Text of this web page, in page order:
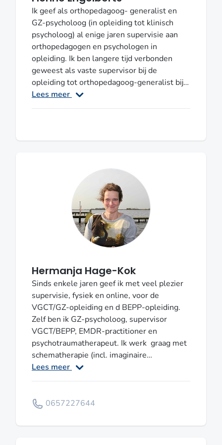
Ik geef als orthopedagoog- generalist en
GZ-psycholoog (in opleiding tot klinisch
psycholoog) al enige jaren supervisie aan
orthopedagogen en psychologen in
opleiding. Ik ben langere tijd verbonden
geweest als vaste supervisor bij de
opleiding tot orthopedagoog-generalist bij
PDBO Randstad. Ik heb een breed zicht op
de beroepscompetenties van zowel de
ik vooral vanuit de positieve psychologie
video-materiaal, voorbeelden uit de praktijk
en theoretische onderbouwingen om het
proces tot de ontwikkeling tot de eigen
beroepsidentiteit te stimuleren. Ik werk in
de regio zuid-Holland in de kind- en
jeugdGGZ, waarbij ik veel ervaring heb met
een brede clientpopulatie. Supervisie is bij
mij zowel live als via beeldbellen mogelijk.
Lees meer
Hermanja Hage-Kok
Sinds enkele jaren geef ik met veel plezier
supervisie, fysiek en online, voor de
VGCT/GZ-opleiding en d BEPP-opleiding.
Zelf ben ik GZ-psycholoog, supervisor
VGCT/BEPP, EMDR-practitioner en
psychotraumatherapeut. Ik werk graag met
schematherapie (incl. imaginaire
rescripting), oplossingsgerichte therapie en
ACT. Naast klinische psychologie studeerde
specialisaties liggen op het gebied van
en existentiële vragen. Ik houd me graag
Lees meer
0657227644